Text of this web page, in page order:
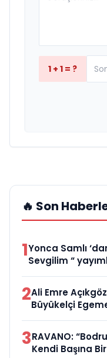
1 + 1 = ?
🔥 Son
1Yonca Samlı
Sevgilim “
2Ali Emre
Büyükelçi
3RAVANO:
Kendi Başına